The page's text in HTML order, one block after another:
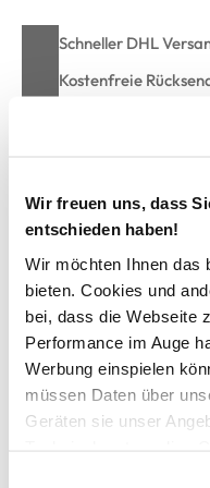
Wir freuen uns, dass
entschieden haben!
Wir möchten Ihnen das
bieten. Cookies und
bei, dass die Webseite
Performance im Auge
Werbung einspielen
müssen Daten über
Geräten sie unser
Schneller DHL
Kostenfreie
Kostenlose
Zur
Jungen T-Shirt im
Cooles Jungen-T-
Verschiedene Prints
Weicher
Schulternähten